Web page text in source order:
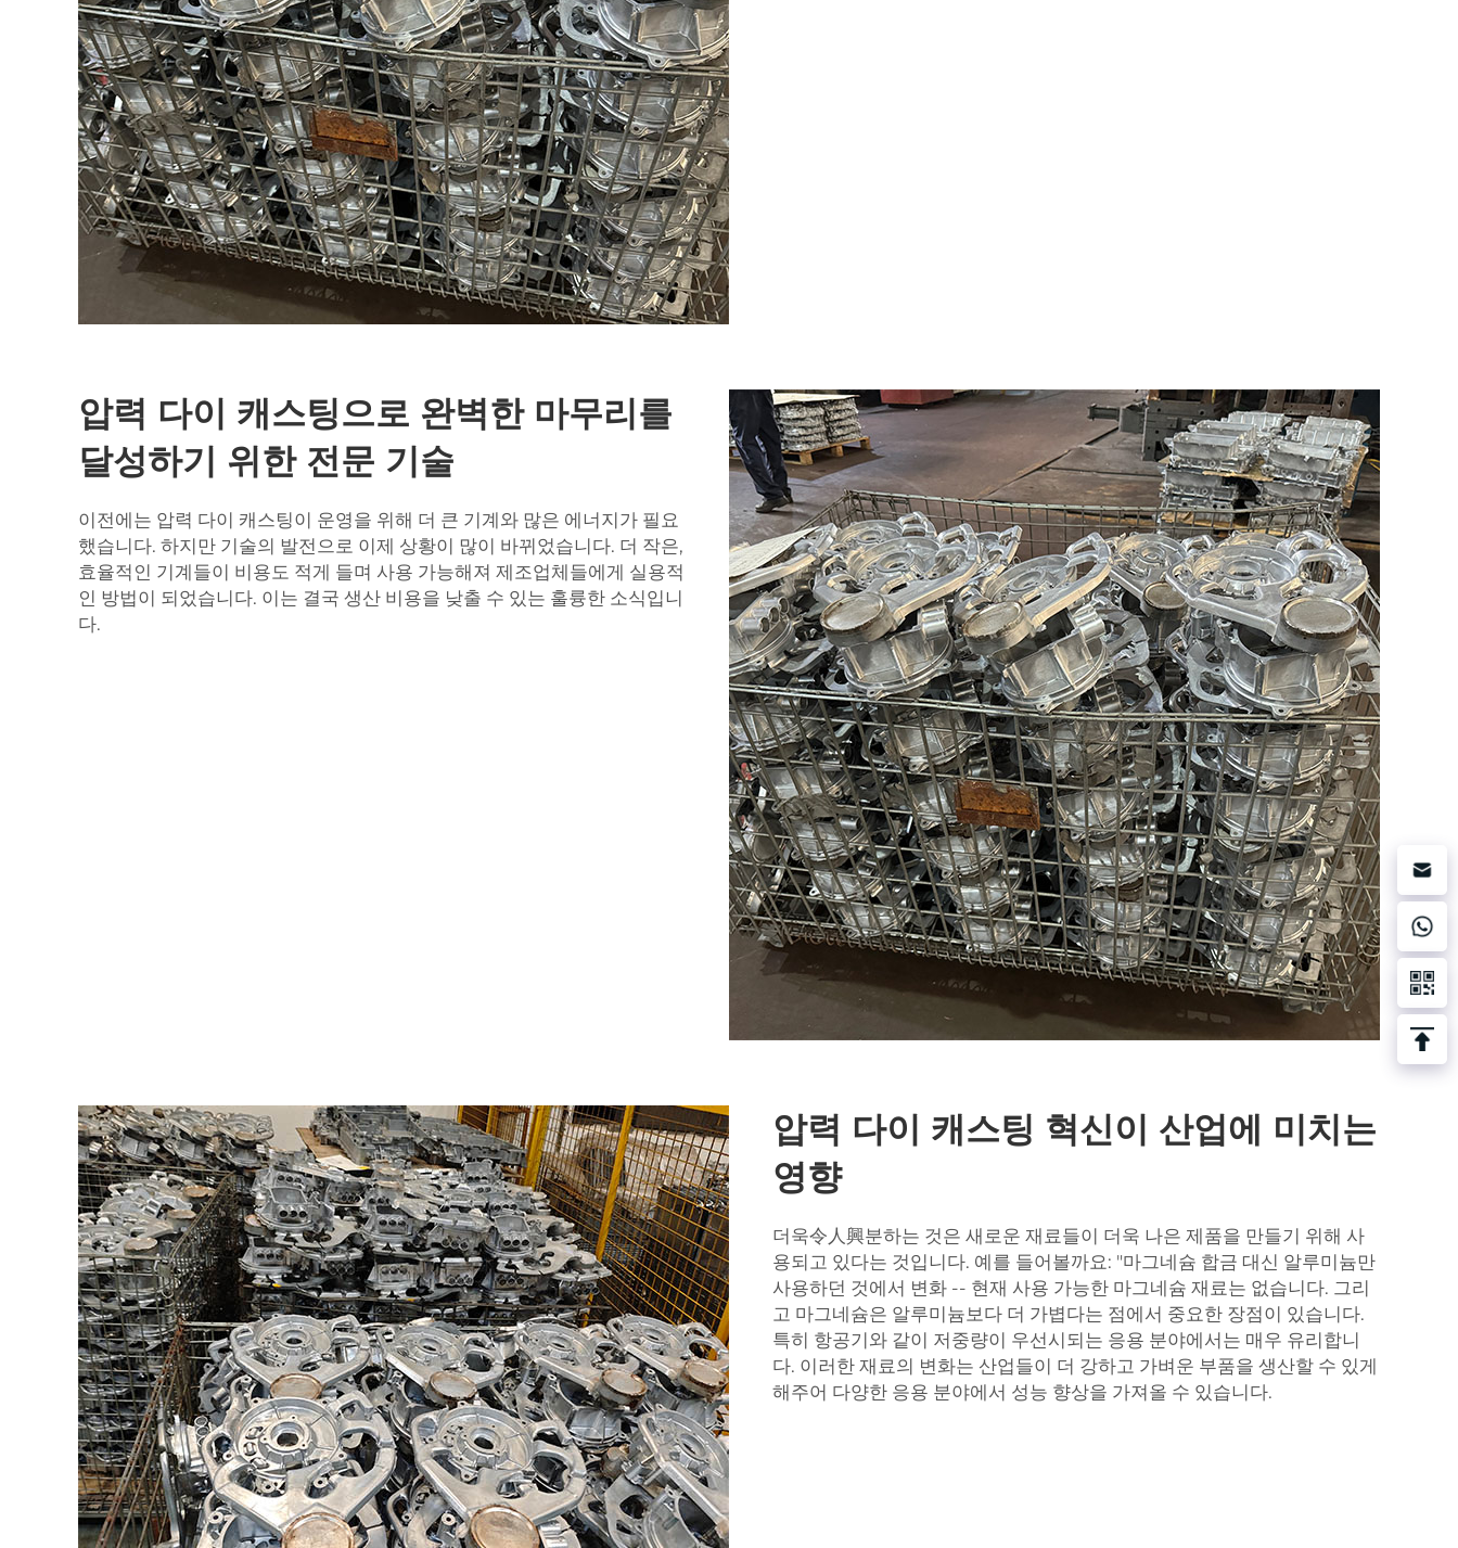
압력 다이 캐스팅으로 완벽한 마무리를
달성하기 위한 전문 기술
이전에는 압력 다이 캐스팅이 운영을 위해 더 큰 기계와 많은 에너지가 필요
했습니다. 하지만 기술의 발전으로 이제 상황이 많이 바뀌었습니다. 더 작은,
효율적인 기계들이 비용도 적게 들며 사용 가능해져 제조업체들에게 실용적
인 방법이 되었습니다. 이는 결국 생산 비용을 낮출 수 있는 훌륭한 소식입니
다.
압력 다이 캐스팅 혁신이 산업에 미치는
영향
더욱令人興분하는 것은 새로운 재료들이 더욱 나은 제품을 만들기 위해 사
용되고 있다는 것입니다. 예를 들어볼까요: "마그네슘 합금 대신 알루미늄만
사용하던 것에서 변화 -- 현재 사용 가능한 마그네슘 재료는 없습니다. 그리
고 마그네슘은 알루미늄보다 더 가볍다는 점에서 중요한 장점이 있습니다.
특히 항공기와 같이 저중량이 우선시되는 응용 분야에서는 매우 유리합니
다. 이러한 재료의 변화는 산업들이 더 강하고 가벼운 부품을 생산할 수 있게
해주어 다양한 응용 분야에서 성능 향상을 가져올 수 있습니다.